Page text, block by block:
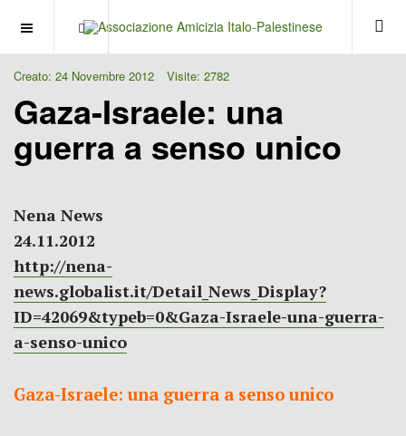
OFF CANVAS
Creato: 24 Novembre 2012 Visite: 2782
Gaza-Israele: una
guerra a senso unico
Nena News
24.11.2012
http://nena-
news.globalist.it/Detail_News_Display?
ID=42069&typeb=0&Gaza-Israele-una-guerra-
a-senso-unico
Gaza-Israele: una guerra a senso unico